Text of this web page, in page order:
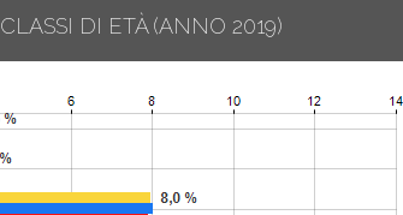
CLASSI DI ETÀ (ANNO 2019)